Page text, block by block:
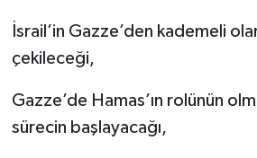
İsrail’in Gazze’den kademeli
çekileceği,
Gazze’de Hamas’ın rolünün
sürecin başlayacağı,